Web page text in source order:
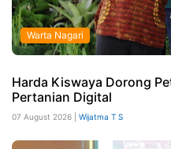
Warta Nagari
Harda Kiswaya Dorong
Pertanian Digital
07 August 2026 | Wijatma T S